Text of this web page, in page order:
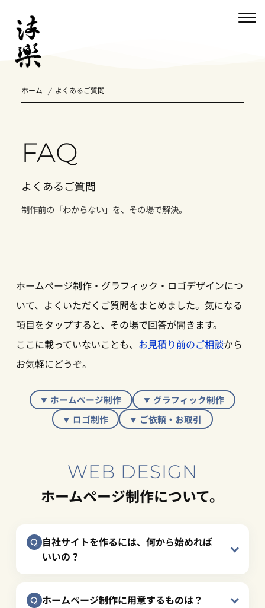
ホーム よくあるご質問
FAQ
よくあるご質問
制作前の「わからない」を、その場で解決。
ホームページ制作・グラフィック・ロゴデザインにつ
いて、よくいただくご質問をまとめました。気になる
項目をタップすると、その場で回答が開きます。
ここに載っていないことも、 お見積り前のご相談から
お気軽にどうぞ。
ホームページ制作
グラフィック制作
ロゴ制作
ご依頼・お取引
WEB DESIGN
ホームページ制作について。
自社サイトを作るには、何から始めれば
いいの？
ホームページ制作に用意するものは？